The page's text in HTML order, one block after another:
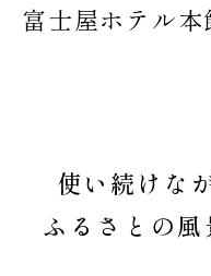
五十嵐商店 秦野
使い続けな
ふるさとの風